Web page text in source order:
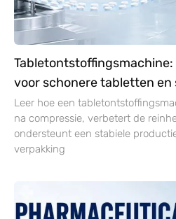
voor schonere tabletten
Leer hoe een
na compressie, verbetert de
ondersteunt een stabiele
verpakking